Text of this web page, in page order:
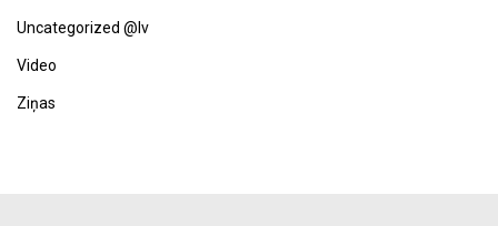
Uncategorized @lv
Video
Ziņas